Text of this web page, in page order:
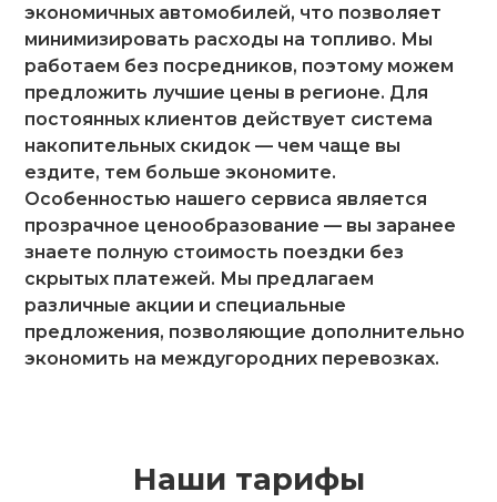
экономичных автомобилей, что позволяет
минимизировать расходы на топливо. Мы
работаем без посредников, поэтому можем
предложить лучшие цены в регионе. Для
постоянных клиентов действует система
накопительных скидок — чем чаще вы
ездите, тем больше экономите.
Особенностью нашего сервиса является
прозрачное ценообразование — вы заранее
знаете полную стоимость поездки без
скрытых платежей. Мы предлагаем
различные акции и специальные
предложения, позволяющие дополнительно
экономить на междугородних перевозках.
Наши тарифы